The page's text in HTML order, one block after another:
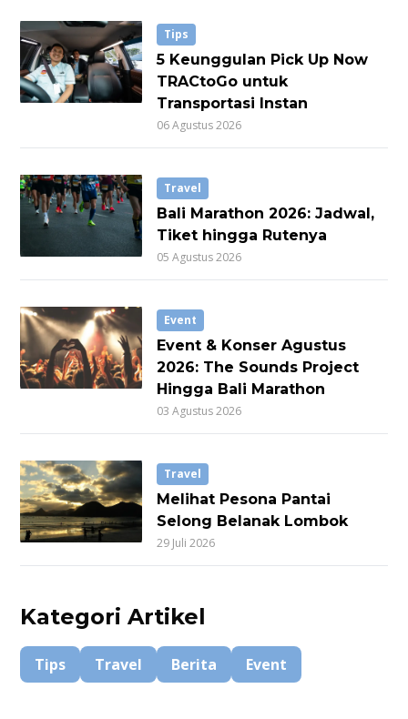
Tips
5 Keunggulan Pick Up Now
TRACtoGo untuk
Transportasi Instan
06 Agustus 2026
Travel
Bali Marathon 2026: Jadwal,
Tiket hingga Rutenya
05 Agustus 2026
Event
Event & Konser Agustus
2026: The Sounds Project
Hingga Bali Marathon
03 Agustus 2026
Travel
Melihat Pesona Pantai
Selong Belanak Lombok
29 Juli 2026
Kategori Artikel
Tips Travel Berita Event